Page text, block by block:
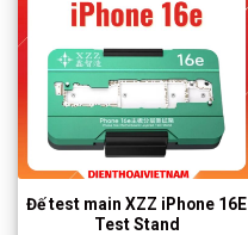
Đế test main XZZ iPhone 16E
Test Stand